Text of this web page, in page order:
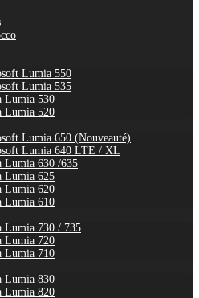
Lumia 550
Lumia 535
Lumia 530
Lumia 520
Lumia 650 (Nouveauté)
Lumia 640 LTE / XL
Lumia 630 /635
Lumia 625
Lumia 620
Lumia 610
Lumia 730 / 735
Lumia 720
Lumia 710
Lumia 830
Lumia 820